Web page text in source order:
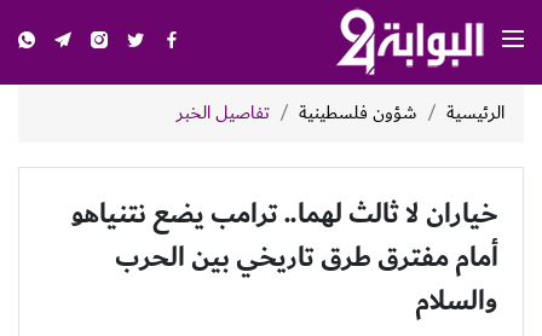
الرئيسية شؤون فلسطينية تفاصيل الخبر
خياران لا ثالث لهما.. ترامب يضع نتنياهو
أمام مفترق طرق تاريخي بين الحرب
والسلام